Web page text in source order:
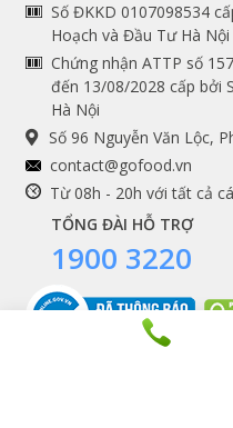
Chính sách và quy định
chung
Hướng dẫn đặt hàng
Cam kết chất lượng
DỊCH VỤ
Premium services
Số ĐKKD 0107098534
Hoạch và Đầu Tư Hà Nội
Chứng nhận ATTP số
đến 13/08/2028 cấp bởi
Hà Nội
Số 96 Nguyễn Văn Lộc,
contact@gofood.vn
Từ 08h - 20h với tất cả
TỔNG ĐÀI HỖ TRỢ
1900 3220